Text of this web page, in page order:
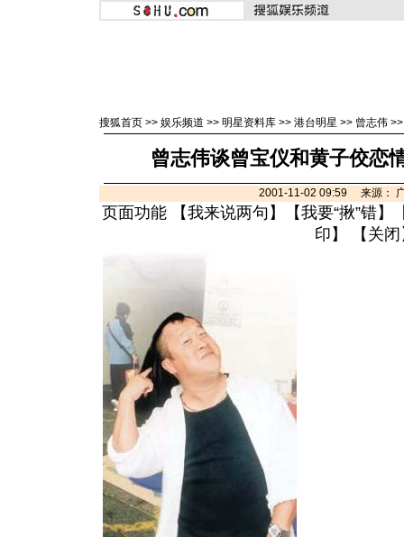
搜狐首页 >> 娱乐频道 >> 明星资料库 >> 港台明星 >> 曾志伟
曾志伟谈曾宝仪和黄子佼恋
2001-11-02 09:59 来源：
页面功能 【我来说两句 】【我要“揪”错】
印 】 【 关闭